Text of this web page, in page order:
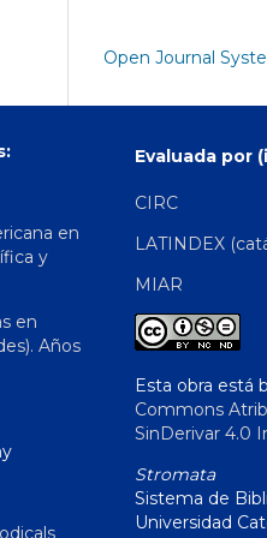
Open Journal
en
y
en
Años
Evaluada por
CIRC
LATINDEX
MIAR
Esta obra está
Commons
SinDerivar 4.0
Stromata
Sistema de
Universidad